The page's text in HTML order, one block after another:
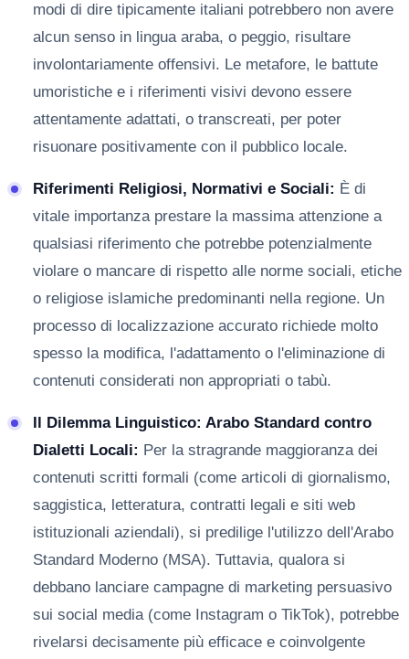
modi di dire tipicamente italiani potrebbero non avere
alcun senso in lingua araba, o peggio, risultare
involontariamente offensivi. Le metafore, le battute
umoristiche e i riferimenti visivi devono essere
attentamente adattati, o transcreati, per poter
risuonare positivamente con il pubblico locale.
Riferimenti Religiosi, Normativi e Sociali: È di
vitale importanza prestare la massima attenzione a
qualsiasi riferimento che potrebbe potenzialmente
violare o mancare di rispetto alle norme sociali, etiche
o religiose islamiche predominanti nella regione. Un
processo di localizzazione accurato richiede molto
spesso la modifica, l'adattamento o l'eliminazione di
contenuti considerati non appropriati o tabù.
Il Dilemma Linguistico: Arabo Standard contro
Dialetti Locali: Per la stragrande maggioranza dei
contenuti scritti formali (come articoli di giornalismo,
saggistica, letteratura, contratti legali e siti web
istituzionali aziendali), si predilige l'utilizzo dell'Arabo
Standard Moderno (MSA). Tuttavia, qualora si
debbano lanciare campagne di marketing persuasivo
sui social media (come Instagram o TikTok), potrebbe
rivelarsi decisamente più efficace e coinvolgente